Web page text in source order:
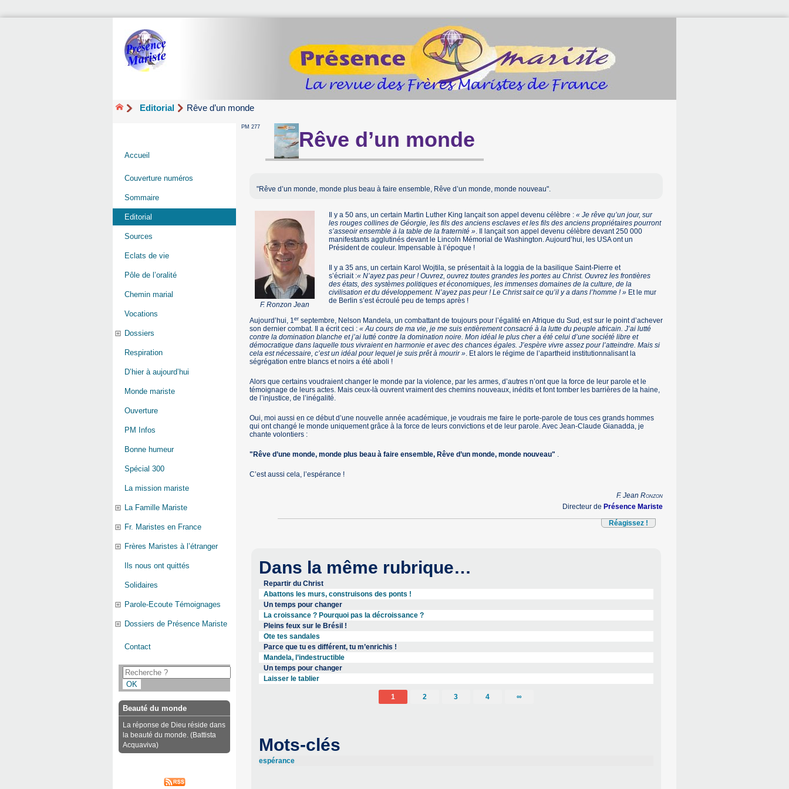
Editorial Rêve d’un monde
PM 277
Rêve d’un monde
"Rêve d’un monde, monde plus beau à faire ensemble, Rêve d’un monde, monde nouveau".
F. Ronzon Jean
Il y a 50 ans, un certain Martin Luther King lançait son appel devenu célèbre : « Je rêve qu’un jour, sur
les rouges collines de Géorgie, les fils des anciens esclaves et les fils des anciens propriétaires pourront
s’asseoir ensemble à la table de la fraternité ». Il lançait son appel devenu célèbre devant 250 000
manifestants agglutinés devant le Lincoln Mémorial de Washington. Aujourd’hui, les USA ont un
Président de couleur. Impensable à l’époque !
Il y a 35 ans, un certain Karol Wojtila, se présentait à la loggia de la basilique Saint-Pierre et
s’écriait :« N’ayez pas peur ! Ouvrez, ouvrez toutes grandes les portes au Christ. Ouvrez les frontières
des états, des systèmes politiques et économiques, les immenses domaines de la culture, de la
civilisation et du développement. N’ayez pas peur ! Le Christ sait ce qu’il y a dans l’homme ! »Et le mur
de Berlin s’est écroulé peu de temps après !
Aujourd’hui, 1erseptembre, Nelson Mandela, un combattant de toujours pour l’égalité en Afrique du Sud, est sur le point d’achever
son dernier combat. Il a écrit ceci : « Au cours de ma vie, je me suis entièrement consacré à la lutte du peuple africain. J’ai lutté
contre la domination blanche et j’ai lutté contre la domination noire. Mon idéal le plus cher a été celui d’une société libre et
démocratique dans laquelle tous vivraient en harmonie et avec des chances égales. J’espère vivre assez pour l’atteindre. Mais si
cela est nécessaire, c’est un idéal pour lequel je suis prêt à mourir ». Et alors le régime de l’apartheid institutionnalisant la
ségrégation entre blancs et noirs a été aboli !
Alors que certains voudraient changer le monde par la violence, par les armes, d’autres n’ont que la force de leur parole et le
témoignage de leurs actes. Mais ceux-là ouvrent vraiment des chemins nouveaux, inédits et font tomber les barrières de la haine,
de l’injustice, de l’inégalité.
Oui, moi aussi en ce début d’une nouvelle année académique, je voudrais me faire le porte-parole de tous ces grands hommes
qui ont changé le monde uniquement grâce à la force de leurs convictions et de leur parole. Avec Jean-Claude Gianadda, je
chante volontiers :
"Rêve d’une monde, monde plus beau à faire ensemble, Rêve d’un monde, monde nouveau" .
C’est aussi cela, l’espérance !
F. JeanRonzon
Directeur de Présence Mariste
Réagissez !
Dans la même rubrique…
Repartir du Christ
Abattons les murs, construisons des ponts !
Un temps pour changer
La croissance ? Pourquoi pas la décroissance ?
Pleins feux sur le Brésil !
Ote tes sandales
Parce que tu es différent, tu m’enrichis !
Mandela, l’indestructible
Un temps pour changer
Laisser le tablier
1 2 3 4 ∞
Mots-clés
espérance
Accueil
Couverture numéros
Sommaire
Editorial
Sources
Eclats de vie
Pôle de l’oralité
Chemin marial
Vocations
Dossiers
Respiration
D’hier à aujourd’hui
Monde mariste
Ouverture
PM Infos
Bonne humeur
Spécial 300
La mission mariste
La Famille Mariste
Fr. Maristes en France
Frères Maristes à l’étranger
Ils nous ont quittés
Solidaires
Parole-Ecoute Témoignages
Dossiers de Présence Mariste
Contact
Beauté du monde
La réponse de Dieu réside dans
la beauté du monde. (Battista
Acquaviva)